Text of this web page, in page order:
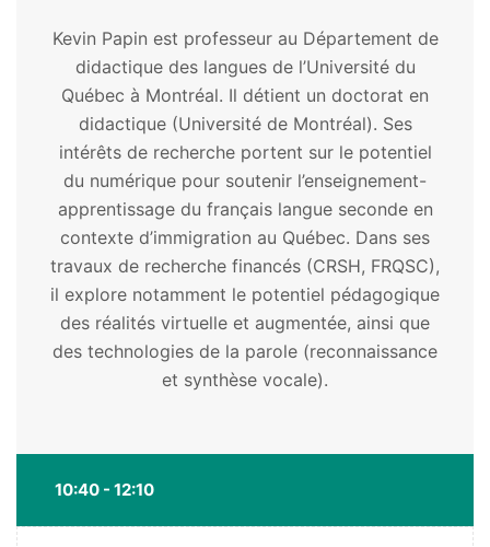
Kevin Papin est professeur au Département de
didactique des langues de l’Université du
Québec à Montréal. Il détient un doctorat en
didactique (Université de Montréal). Ses
intérêts de recherche portent sur le potentiel
du numérique pour soutenir l’enseignement-
apprentissage du français langue seconde en
contexte d’immigration au Québec. Dans ses
travaux de recherche financés (CRSH, FRQSC),
il explore notamment le potentiel pédagogique
des réalités virtuelle et augmentée, ainsi que
des technologies de la parole (reconnaissance
et synthèse vocale).
10:40 - 12:10